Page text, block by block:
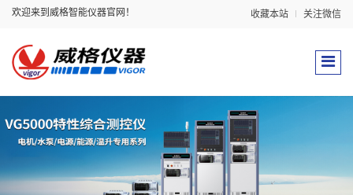
欢迎来到威格智能仪器官网！ 收藏本站 关注微信